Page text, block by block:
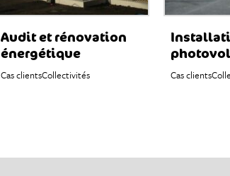
Audit et rénovation
énergétique
Cas clientsCollectivités Cas clients